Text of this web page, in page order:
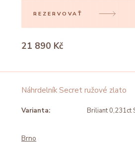
REZERVOVAŤ
21 890 Kč
Náhrdelník Secret ružové zlato
Varianta: Briliant 0,231ct
Brno